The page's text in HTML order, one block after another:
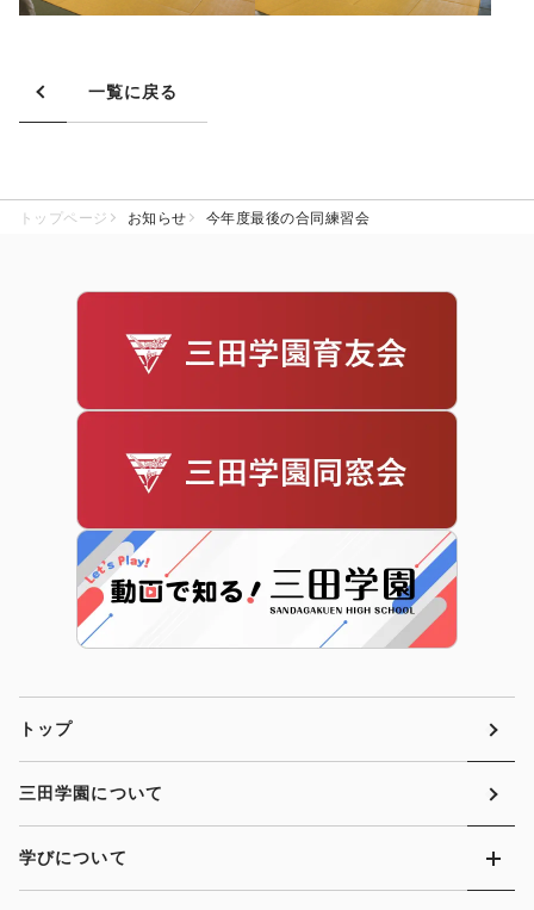
一覧に戻る
トップページ お知らせ 今年度最後の合同練習会
トップ
三田学園について
学びについて